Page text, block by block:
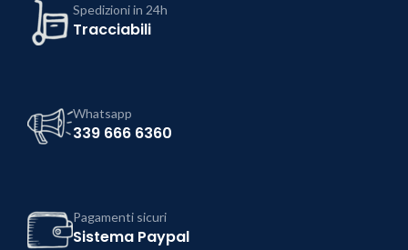
Spedizioni in 24h
Tracciabili
Whatsapp
339 666 6360
Pagamenti sicuri
Sistema Paypal